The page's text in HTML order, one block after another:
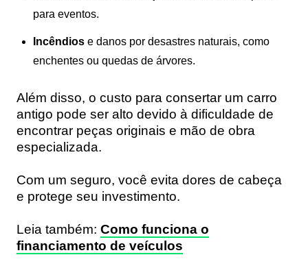
para eventos.
Incêndios e danos por desastres naturais, como
enchentes ou quedas de árvores.
Além disso, o custo para consertar um carro
antigo pode ser alto devido à dificuldade de
encontrar peças originais e mão de obra
especializada.
Com um seguro, você evita dores de cabeça
e protege seu investimento.
Leia também: Como funciona o
financiamento de veículos